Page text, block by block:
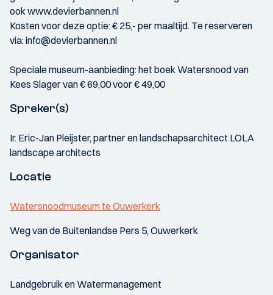
ook www.devierbannen.nl
Kosten voor deze optie: € 25,- per maaltijd. Te reserveren
via: info@devierbannen.nl
Speciale museum-aanbieding: het boek Watersnood van
Kees Slager van € 69,00 voor € 49,00
Spreker(s)
Ir. Eric-Jan Pleijster, partner en landschapsarchitect LOLA
landscape architects
Locatie
Watersnoodmuseum te Ouwerkerk
Weg van de Buitenlandse Pers 5, Ouwerkerk
Organisator
Landgebruik en Watermanagement